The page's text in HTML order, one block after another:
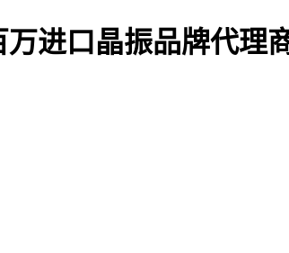
进口晶振品牌代理